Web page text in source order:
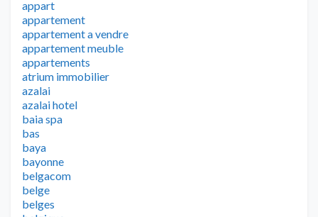
appart
appartement
appartement a vendre
appartement meuble
appartements
atrium immobilier
azalai
azalai hotel
baia spa
bas
baya
bayonne
belgacom
belge
belges